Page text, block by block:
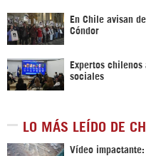
En Chile avisan
Cóndor
Expertos
sociales
LO MÁS LEÍDO DE
Vídeo